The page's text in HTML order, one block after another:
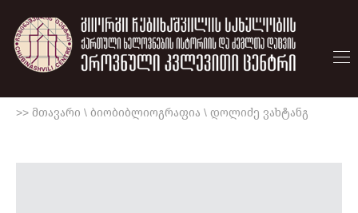
>> მთავარი \ ბიობიბლიოგრაფია \ დოლიძე ვახტანგ